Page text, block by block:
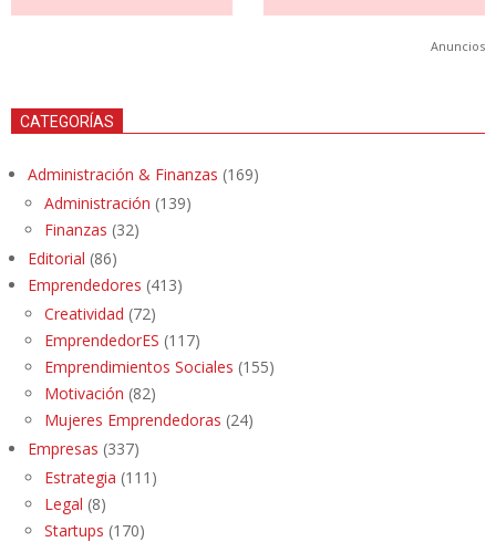
Anuncios
CATEGORÍAS
Administración & Finanzas (169)
Administración (139)
Finanzas (32)
Editorial (86)
Emprendedores (413)
Creatividad (72)
EmprendedorES (117)
Emprendimientos Sociales (155)
Motivación (82)
Mujeres Emprendedoras (24)
Empresas (337)
Estrategia (111)
Legal (8)
Startups (170)